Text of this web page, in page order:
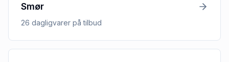
Smør
26 dagligvarer på tilbud